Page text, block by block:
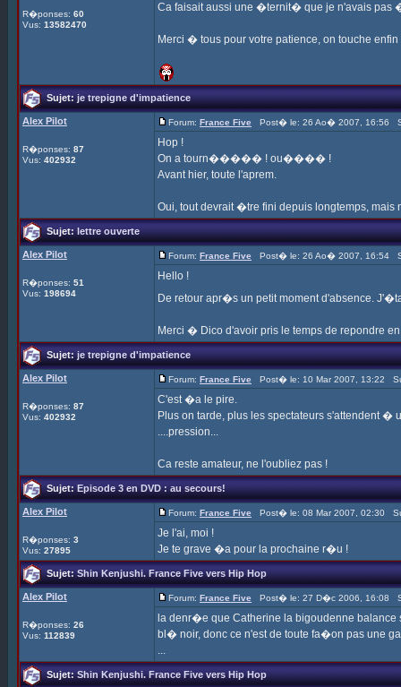
R�ponses: 60
Vus: 13582470
Ca faisait aussi une �ternit� que je n'avais pas
Merci � tous pour votre patience, on touche enfin
Sujet:je trepigne d'impatience
Alex Pilot
R�ponses: 87
Vus: 402932
Forum: France Five Post� le: 26 Ao� 2007, 16:56
Hop !
On a tourn����� ! ou���� !
Avant hier, toute l'aprem.
Oui, tout devrait �tre fini depuis longtemps,
Sujet:lettre ouverte
Alex Pilot
R�ponses: 51
Vus: 198694
Forum: France Five Post� le: 26 Ao� 2007, 16:54
Hello !
De retour apr�s un petit moment d'absence.
Merci � Dico d'avoir pris le temps de repondre
Sujet:je trepigne d'impatience
Alex Pilot
R�ponses: 87
Vus: 402932
Forum: France Five Post� le: 10 Mar 2007, 13:22
C'est �a le pire.
Plus on tarde, plus les spectateurs s'attendent �
....pression...
Ca reste amateur, ne l'oubliez pas !
Sujet:Episode 3 en DVD : au secours!
Alex Pilot
R�ponses: 3
Vus: 27895
Forum: France Five Post� le: 08 Mar 2007, 02:30
Je l'ai, moi !
Je te grave �a pour la prochaine r�u !
Sujet:Shin Kenjushi. France Five vers Hip Hop
Alex Pilot
R�ponses: 26
Vus: 112839
Forum: France Five Post� le: 27 D�c 2006, 16:08
la denr�e que Catherine la bigoudenne balance
bl� noir, donc ce n'est de toute fa�on pas une
...
Sujet:Shin Kenjushi. France Five vers Hip Hop